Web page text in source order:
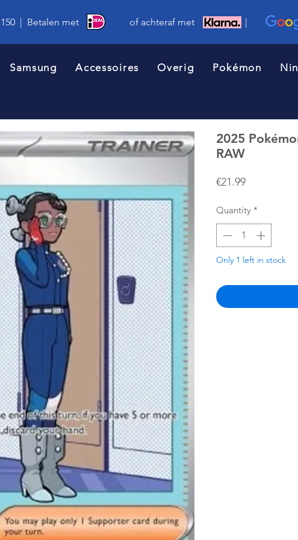
| Betalen met of achteraf met |
Samsung Accessoires Overig Pokémon
2025
RAW
€21.99Price
Quantity *
Only 1 left in stock